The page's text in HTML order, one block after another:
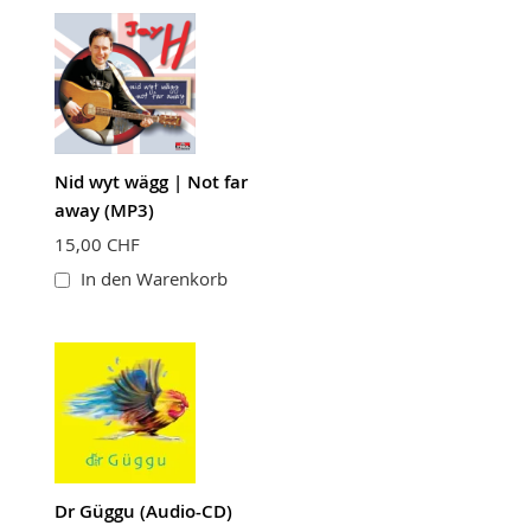
Nid wyt wägg | Not far
away (MP3)
15,00 CHF
In den Warenkorb
Dr Güggu (Audio-CD)